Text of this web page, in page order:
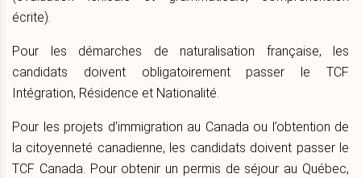
écrite).
Pour les démarches de naturalisation française, les
candidats doivent obligatoirement passer le TCF
Intégration, Résidence et Nationalité.
Pour les projets d’immigration au Canada ou l’obtention de
la citoyenneté canadienne, les candidats doivent passer le
TCF Canada. Pour obtenir un permis de séjour au Québec,